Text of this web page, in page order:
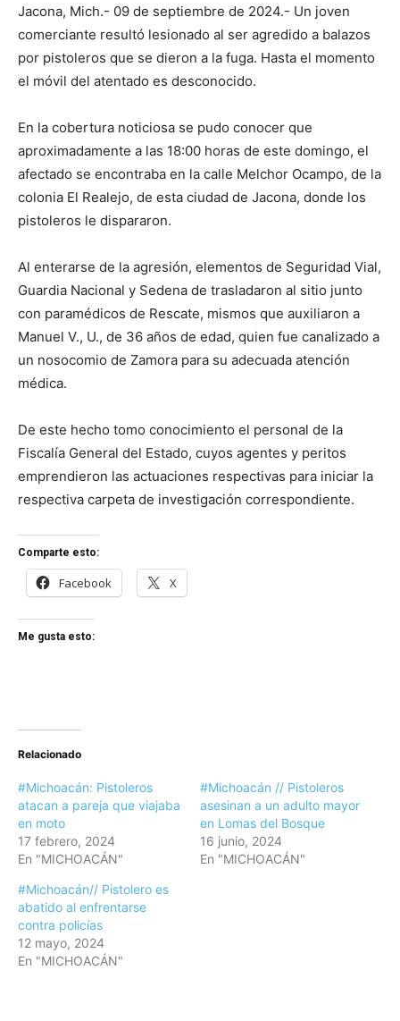
Jacona, Mich.- 09 de septiembre de 2024.- Un joven
comerciante resultó lesionado al ser agredido a balazos
por pistoleros que se dieron a la fuga. Hasta el momento
el móvil del atentado es desconocido.
En la cobertura noticiosa se pudo conocer que
aproximadamente a las 18:00 horas de este domingo, el
afectado se encontraba en la calle Melchor Ocampo, de la
colonia El Realejo, de esta ciudad de Jacona, donde los
pistoleros le dispararon.
Al enterarse de la agresión, elementos de Seguridad Vial,
Guardia Nacional y Sedena de trasladaron al sitio junto
con paramédicos de Rescate, mismos que auxiliaron a
Manuel V., U., de 36 años de edad, quien fue canalizado a
un nosocomio de Zamora para su adecuada atención
médica.
De este hecho tomo conocimiento el personal de la
Fiscalía General del Estado, cuyos agentes y peritos
emprendieron las actuaciones respectivas para iniciar la
respectiva carpeta de investigación correspondiente.
Comparte esto:
Facebook X
Me gusta esto:
Relacionado
#Michoacán: Pistoleros
atacan a pareja que viajaba
en moto
17 febrero, 2024
En "MICHOACÁN"
#Michoacán // Pistoleros
asesinan a un adulto mayor
en Lomas del Bosque
16 junio, 2024
En "MICHOACÁN"
#Michoacán// Pistolero es
abatido al enfrentarse
contra policías
12 mayo, 2024
En "MICHOACÁN"